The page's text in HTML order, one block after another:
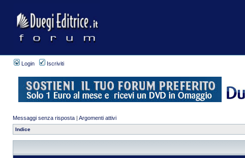
Login Iscriviti
Messaggi senza risposta | Argomenti attivi
Indice